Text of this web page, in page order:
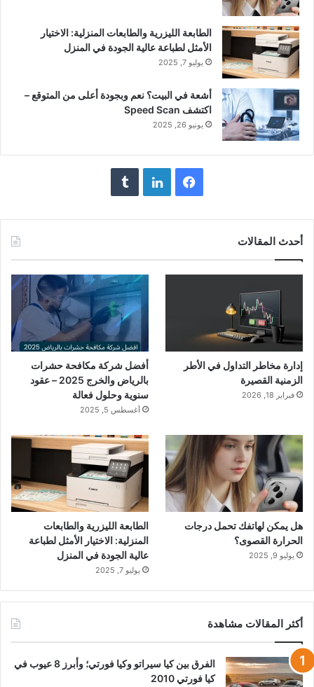
الطابعة الليزرية والطابعات المنزلية: الاختيار
الأمثل لطباعة عالية الجودة في المنزل
يوليو 7, 2025
أشعة في البيت؟ نعم وبجودة أعلى من المتوقع –
اكتشف Speed Scan
يونيو 26, 2025
فيسبوكلينكدإن
‏Tumblr
أحدث المقالات
إدارة مخاطر التداول في الأطر
الزمنية القصيرة
فبراير 18, 2026
أفضل شركة مكافحة حشرات
بالرياض والخرج 2025 – عقود
سنوية وحلول فعالة
أغسطس 5, 2025
هل يمكن لهاتفك تحمل درجات
الحرارة القصوى؟
يوليو 9, 2025
الطابعة الليزرية والطابعات
المنزلية: الاختيار الأمثل لطباعة
عالية الجودة في المنزل
يوليو 7, 2025
أكثر المقالات مشاهدة
الفرق بين كيا سيراتو وكيا فورتي؛ وأبرز 8 عيوب في
كيا فورتي 2010